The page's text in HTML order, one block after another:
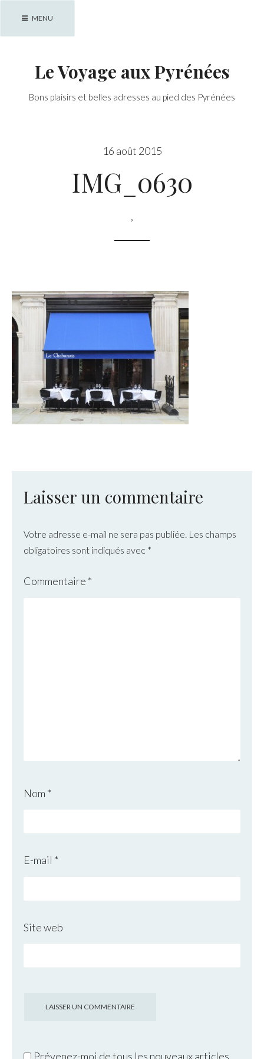
MENU
Le Voyage aux Pyrénées
Bons plaisirs et belles adresses au pied des Pyrénées
16 août 2015
IMG_0630
,
Laisser un commentaire
Votre adresse e-mail ne sera pas publiée. Les champs
obligatoires sont indiqués avec *
Commentaire *
Nom *
E-mail *
Site web
Prévenez-moi de tous les nouveaux articles